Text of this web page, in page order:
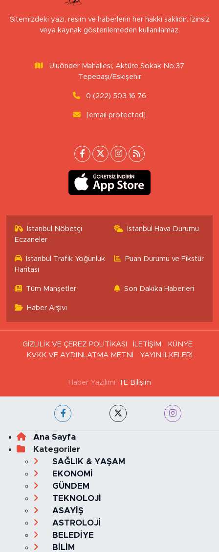
Sitemizdeki yazı, resim ve haberlerin her hakkı saklıdır. İzinsiz
veya kaynak gösterilemeden kullanılamaz.
Uluönder Mahallesi, Aktüre Sokak No:37
Tepebaşı/Eskişehir
0 (222) 503 16 76
[email protected]
İstanbul Nöbetçi
Eczaneler
İstanbul Hava Durumu
İstanbul Trafik Yoğunluk
Haritası
Puan Durumu ve Fikstür
Tüm Manşetler Son Dakika Haberleri
Haber Arşivi
GİZLİLİK VE ÇEREZ POLİTİKASI İLETİŞİM
KÜNYE
KVKK VE AYDINLATMA METNİ
YAYIN İLKELERİ
Haber Yazılımı: TE Bilişim
Ana Sayfa
Kategoriler
SAĞLIK & YAŞAM
EKONOMİ
GÜNDEM
TEKNOLOJİ
ASAYİŞ
ASTROLOJİ
BELEDİYE
BİLİM